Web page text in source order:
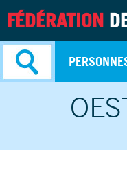
FÉDÉRATION